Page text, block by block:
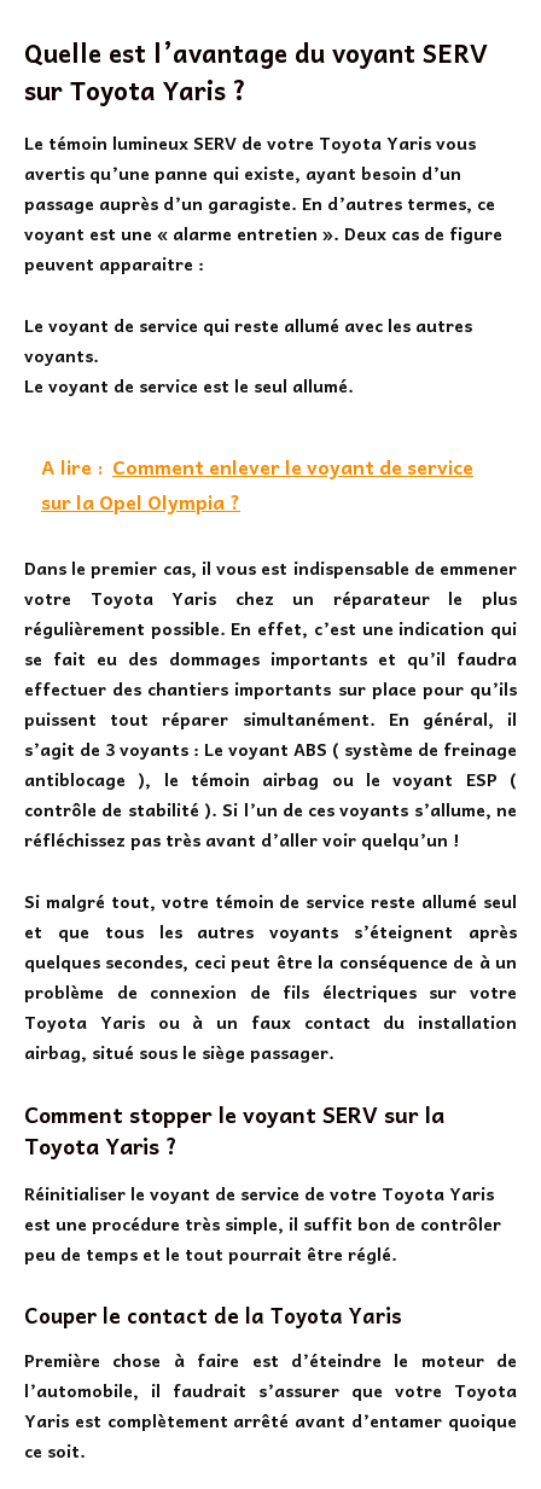
Quelle est l’avantage du voyant SERV
sur Toyota Yaris ?
Le témoin lumineux SERV de votre Toyota Yarisvous
avertis qu’une panne qui existe, ayant besoin d’un
passage auprès d’un garagiste. En d’autres termes, ce
voyant est une « alarme entretien ». Deux cas de figure
peuvent apparaitre :
Le voyant de service qui reste allumé avec les autres
voyants.
Le voyant de service est le seul allumé.
A lire : Comment enlever le voyant de service
sur la Opel Olympia ?
Dans le premier cas, il vous est indispensable de emmener
votre Toyota Yaris chez un réparateur le plus
régulièrement possible. En effet, c’est une indication qui
se fait eu des dommages importants et qu’il faudra
effectuer des chantiers importants sur place pour qu’ils
puissent tout réparer simultanément. En général, il
s’agit de 3 voyants : Le voyant ABS ( système de freinage
antiblocage ), le témoin airbag ou le voyant ESP (
contrôle de stabilité ). Si l’un de ces voyants s’allume, ne
réfléchissez pas très avant d’aller voir quelqu’un !
Si malgré tout, votre témoin de service reste allumé seul
et que tous les autres voyants s’éteignent après
quelques secondes, ceci peut être la conséquence de à un
problème de connexion de fils électriques sur votre
Toyota Yaris ou à un faux contact du installation
airbag, situé sous le siège passager.
Comment stopper le voyant SERV sur la
Toyota Yaris ?
Réinitialiser le voyant de service de votre Toyota Yaris
est une procédure très simple, il suffit bon de contrôler
peu de temps et le tout pourrait être réglé.
Couper le contact de la Toyota Yaris
Première chose à faire est d’éteindre le moteur de
l’automobile, il faudrait s’assurer que votre Toyota
Yaris est complètement arrêté avant d’entamer quoique
ce soit.